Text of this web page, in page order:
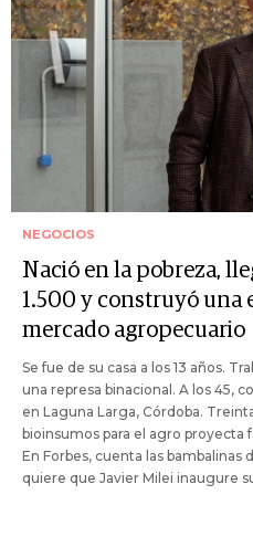
NEGOCIOS
Nació en la pobreza,
1.500 y construyó una
mercado agropecuario
Se fue de su casa a los 13 años.
una represa binacional. A los 45,
en Laguna Larga, Córdoba.
bioinsumos para el agro proyecta
En Forbes, cuenta las bambalinas
quiere que Javier Milei inaugure